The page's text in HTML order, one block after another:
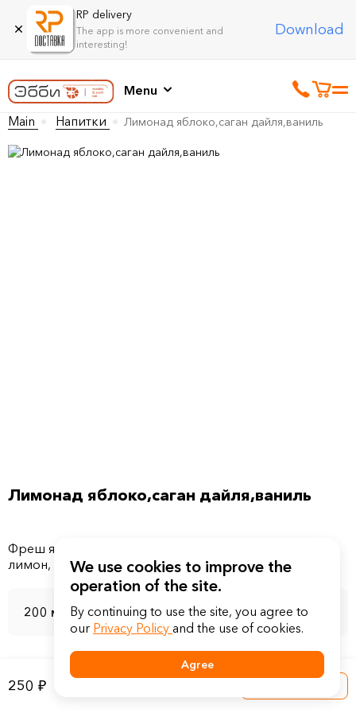
RP delivery
The app is more convenient and
interesting!
Download
Menu
Main
Напитки Лимонад яблоко,саган дайля,ваниль
Лимонад яблоко,саган дайля,ваниль
Фреш яблочный, чай саган дайля, сироп ванильный ,
200 мл
250 ₽
We use cookies to improve the
operation of the site.
By continuing to use the site, you agree to
our Privacy Policy and the use of cookies.
Agree